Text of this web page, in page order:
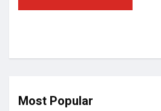
Most Popular